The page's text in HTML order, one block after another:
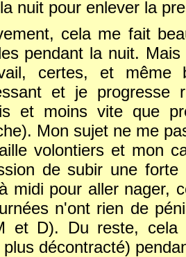
nuit pour enlever la
cela me fait
pendant la nuit.
certes, et même
et je progresse
et moins vite que
Mon sujet ne me
volontiers et mon
de subir une
midi pour aller nager,
n'ont rien de
et D). Du reste,
décontracté)